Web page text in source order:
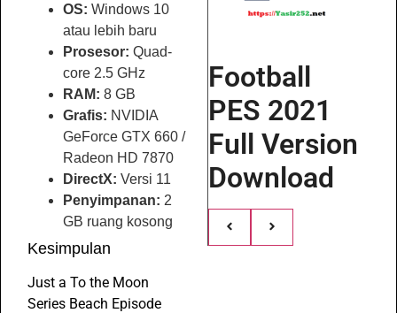
OS: Windows 10
atau lebih baru
Prosesor: Quad-
core 2.5 GHz
RAM: 8 GB
Grafis: NVIDIA
GeForce GTX 660 /
Radeon HD 7870
DirectX: Versi 11
Penyimpanan: 2
GB ruang kosong
Kesimpulan
Just a To the Moon
Series Beach Episode
Football
PES 2021
Full Version
Download